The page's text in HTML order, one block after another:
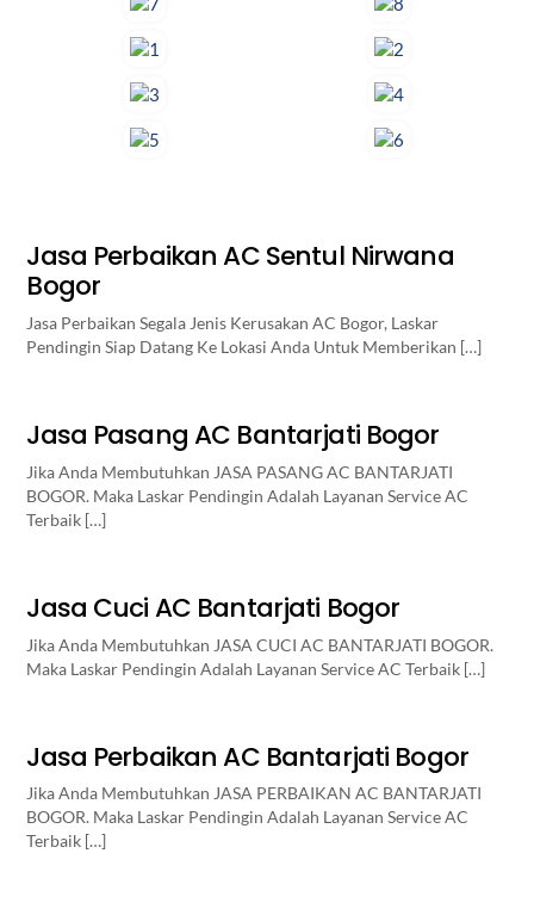
Jasa Perbaikan AC Sentul Nirwana
Bogor
Jasa Perbaikan Segala Jenis Kerusakan AC Bogor, Laskar
Pendingin Siap Datang Ke Lokasi Anda Untuk Memberikan […]
Jasa Pasang AC Bantarjati Bogor
Jika Anda Membutuhkan JASA PASANG AC BANTARJATI
BOGOR. Maka Laskar Pendingin Adalah Layanan Service AC
Terbaik […]
Jasa Cuci AC Bantarjati Bogor
Jika Anda Membutuhkan JASA CUCI AC BANTARJATI BOGOR.
Maka Laskar Pendingin Adalah Layanan Service AC Terbaik […]
Jasa Perbaikan AC Bantarjati Bogor
Jika Anda Membutuhkan JASA PERBAIKAN AC BANTARJATI
BOGOR. Maka Laskar Pendingin Adalah Layanan Service AC
Terbaik […]